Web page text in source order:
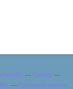
articles
Contact
Préférences cookies